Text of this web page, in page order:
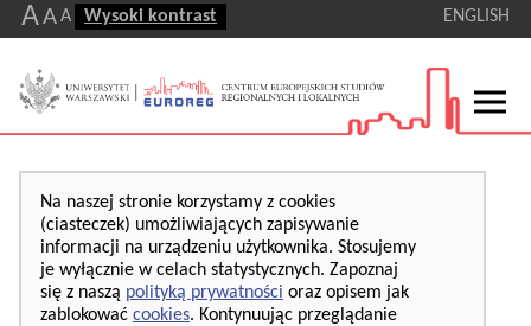
AA A Wysoki kontrast ENGLISH
Na naszej stronie korzystamy z cookies
(ciasteczek) umożliwiających zapisywanie
informacji na urządzeniu użytkownika. Stosujemy
je wyłącznie w celach statystycznych. Zapoznaj
się z naszą polityką prywatności oraz opisem jak
zablokować cookies. Kontynuując przeglądanie